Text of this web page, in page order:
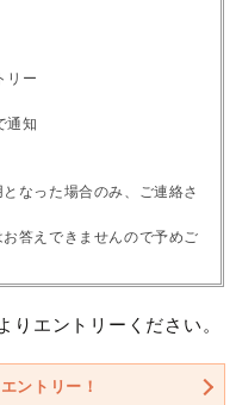
リー
通知
なった場合のみ、ご連絡さ
答えできませんので予めご
りエントリーください。
ントリー！